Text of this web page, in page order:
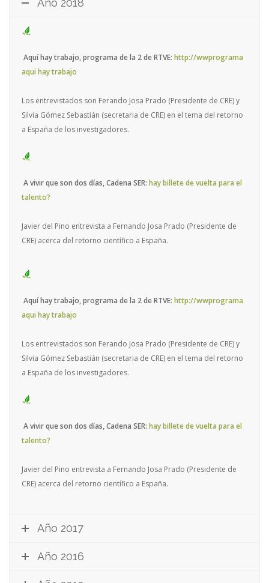
Año 2018
Aquí hay trabajo, programa de la 2 de RTVE: http://wwprograma
aqui hay trabajo
Los entrevistados son Ferando Josa Prado (Presidente de CRE) y
Silvia Gómez Sebastián (secretaria de CRE) en el tema del retorno
a España de los investigadores.
A vivir que son dos días, Cadena SER: hay billete de vuelta para el
talento?
Javier del Pino entrevista a Fernando Josa Prado (Presidente de
CRE) acerca del retorno científico a España.
Aquí hay trabajo, programa de la 2 de RTVE: http://wwprograma
aqui hay trabajo
Los entrevistados son Ferando Josa Prado (Presidente de CRE) y
Silvia Gómez Sebastián (secretaria de CRE) en el tema del retorno
a España de los investigadores.
A vivir que son dos días, Cadena SER: hay billete de vuelta para el
talento?
Javier del Pino entrevista a Fernando Josa Prado (Presidente de
CRE) acerca del retorno científico a España.
Año 2017
Año 2016